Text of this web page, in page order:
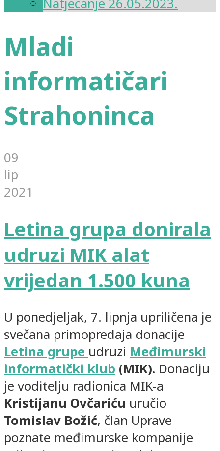
Natjecanje 26.05.2023.
Mladi
informatičari
Strahoninca
09
lip
2021
Letina grupa donirala
udruzi MIK alat
vrijedan 1.500 kuna
U ponedjeljak, 7. lipnja upriličena je
svečana primopredaja donacije
Letina grupe udruzi Međimurski
informatički klub (MIK). Donaciju
je voditelju radionica MIK-a
Kristijanu Ovčariću uručio
Tomislav Božić, član Uprave
poznate međimurske kompanije